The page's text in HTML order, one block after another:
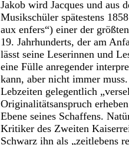
Jakob wird Jacques und aus
Musikschüler spätestens
aux enfers“) einer der
19. Jahrhunderts, der am
lässt seine Leserinnen und
eine Fülle anregender
kann, aber nicht immer
Lebzeiten gelegentlich
Originalitätsanspruch
Ebene seines Schaffens.
Kritiker des Zweiten
Schwarz ihn als „zeitlebens